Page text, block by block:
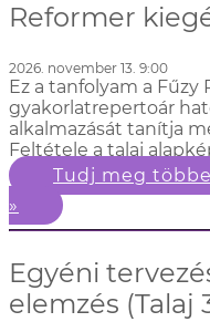
Reformer
2026. november 13. 9:00
Ez a tanfolyam a Fűzy
gyakorlatrepertoár
alkalmazását tanítja
Feltétele a talaj
Tudj meg
»
Egyéni
elemzés (Talaj